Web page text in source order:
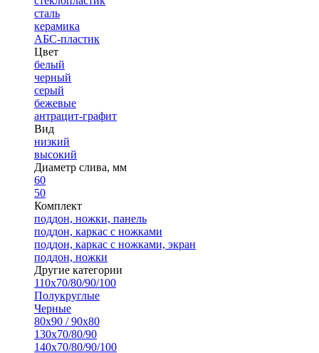
сталь
керамика
АБС-пластик
Цвет
белый
черный
серый
бежевые
антрацит-графит
Вид
низкий
высокий
Диаметр слива, мм
60
50
Комплект
поддон, ножки, панель
поддон, каркас с ножками
поддон, каркас с ножками, экран
поддон, ножки
Другие категории
110х70/80/90/100
Полукруглые
Черные
80х90 / 90х80
130х70/80/90
140х70/80/90/100